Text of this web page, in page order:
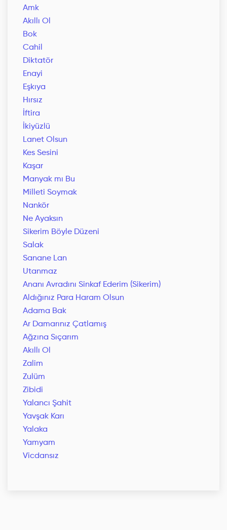
Amk
Akıllı Ol
Bok
Cahil
Diktatör
Enayi
Eşkıya
Hırsız
İftira
İkiyüzlü
Lanet Olsun
Kes Sesini
Kaşar
Manyak mı Bu
Milleti Soymak
Nankör
Ne Ayaksın
Sikerim Böyle Düzeni
Salak
Sanane Lan
Utanmaz
Ananı Avradını Sinkaf Ederim (Sikerim)
Aldığınız Para Haram Olsun
Adama Bak
Ar Damarınız Çatlamış
Ağzına Sıçarım
Akıllı Ol
Zalim
Zulüm
Zibidi
Yalancı Şahit
Yavşak Karı
Yalaka
Yamyam
Vicdansız